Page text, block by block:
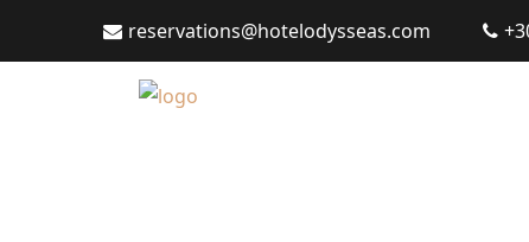
reservations@hotelodysseas.com